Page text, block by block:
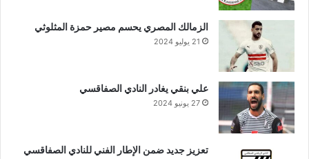
الزمالك المصري يحسم مصير حمزة المثلوثي
21 يوليو 2024
علي بنقي يغادر النادي الصفاقسي
27 يونيو 2024
تعزيز جديد ضمن الإطار الفني للنادي الصفاقسي